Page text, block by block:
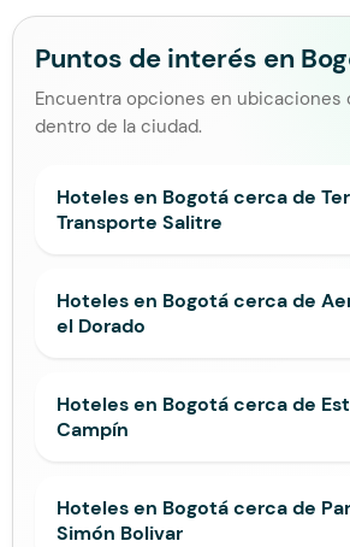
Puntos de interés en
Encuentra opciones en ubicaciones
dentro de la ciudad.
Hoteles en Bogotá cerca de
Transporte Salitre
Hoteles en Bogotá cerca de
el Dorado
Hoteles en Bogotá cerca de
Campín
Hoteles en Bogotá cerca de
Simón Bolivar